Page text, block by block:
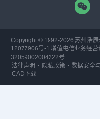
Copyright © 1992-2026 苏州浩
12077906号-1 增值电信业务经营
32059002004222号
法律声明 · 隐私政策 ·数据安全
CAD下载